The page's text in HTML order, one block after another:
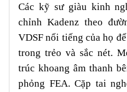
Các kỹ sư giàu kinh
chỉnh Kadenz theo
VDSF nổi tiếng của họ
trong trẻo và sắc nét.
trúc khoang âm thanh
phỏng FEA. Cặp tai